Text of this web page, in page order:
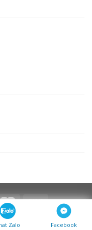
Việt Nam
Zalo Facebook